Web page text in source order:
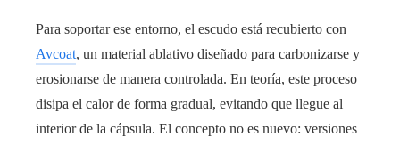
Para soportar ese entorno, el escudo está recubierto con
Avcoat, un material ablativo diseñado para carbonizarse y
erosionarse de manera controlada. En teoría, este proceso
disipa el calor de forma gradual, evitando que llegue al
interior de la cápsula. El concepto no es nuevo: versiones